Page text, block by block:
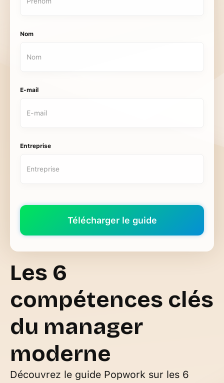
Les 6
compétences clés
du manager
moderne
Découvrez le guide Popwork sur les 6
Nom
E-mail
Entreprise